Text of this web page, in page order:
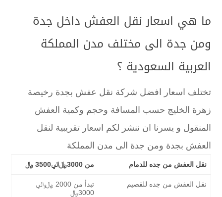
ما هي اسعار نقل العفش داخل جدة
ومن جدة الى مختلف مدن المملكة
العربية السعودية ؟
تختلف اسعار افضل شركة نقل عفش بجدة رخيصة
زهرة الخليج حسب المسافة وحجم وكمية العفش
المنقول و يسرنا ان ننشر لكم اسعار تقريبية لنقل
العفش بجدة ومن جدة الى مدن المملكة
نقل العفش من جده للدمام من 3000﷼الي3500 ﷼
نقل العفش من جده للقصيم
تبدأ من 2000 ﷼والي
3000﷼